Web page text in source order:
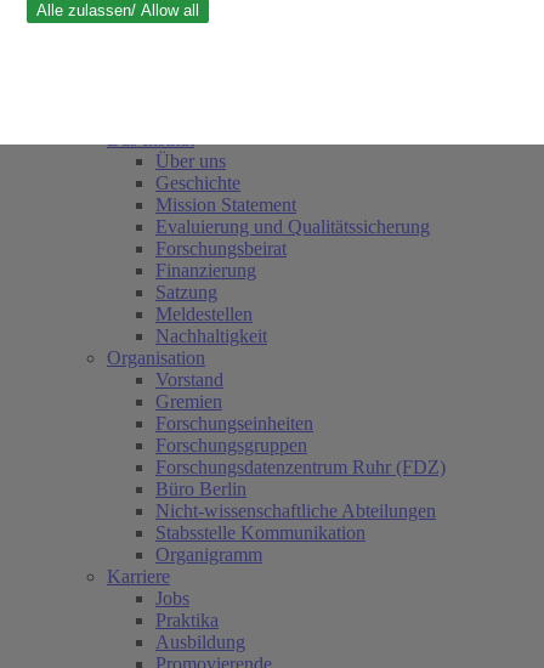
Über uns
Geschichte
Mission Statement
Evaluierung und Qualitätssicherung
Forschungsbeirat
Finanzierung
Satzung
Meldestellen
Nachhaltigkeit
Organisation
Vorstand
Gremien
Forschungseinheiten
Forschungsgruppen
Forschungsdatenzentrum Ruhr (FDZ)
Büro Berlin
Nicht-wissenschaftliche Abteilungen
Stabsstelle Kommunikation
Organigramm
Karriere
Jobs
Praktika
Ausbildung
Promovierende
Alle zulassen/ Allow all